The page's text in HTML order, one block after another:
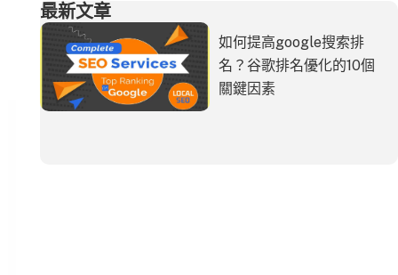
最新文章
如何提高google搜索排
名？谷歌排名優化的10個
關鍵因素